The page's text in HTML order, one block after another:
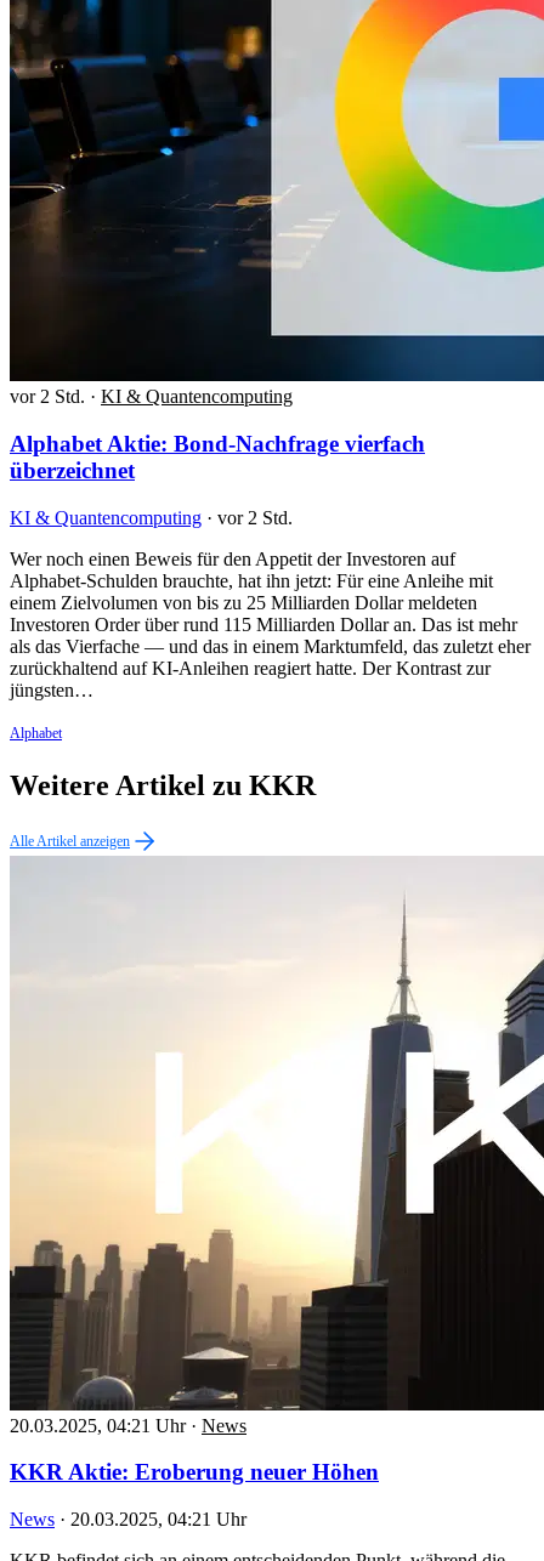
vor 2 Std. · KI & Quantencomputing
Alphabet Aktie: Bond-Nachfrage vierfach
überzeichnet
KI & Quantencomputing · vor 2 Std.
Wer noch einen Beweis für den Appetit der Investoren auf
Alphabet-Schulden brauchte, hat ihn jetzt: Für eine Anleihe mit
einem Zielvolumen von bis zu 25 Milliarden Dollar meldeten
Investoren Order über rund 115 Milliarden Dollar an. Das ist mehr
als das Vierfache — und das in einem Marktumfeld, das zuletzt eher
zurückhaltend auf KI-Anleihen reagiert hatte. Der Kontrast zur
jüngsten…
Alphabet
Weitere Artikel zu KKR
Alle Artikel anzeigen
20.03.2025, 04:21 Uhr · News
KKR Aktie: Eroberung neuer Höhen
News · 20.03.2025, 04:21 Uhr